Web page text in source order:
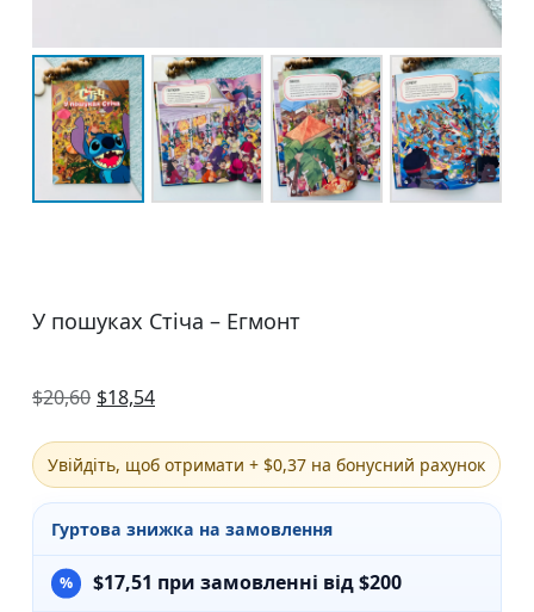
У пошуках Стіча – Егмонт
$20,60 $18,54
Увійдіть, щоб отримати + $0,37 на бонусний рахунок
Гуртова знижка на замовлення
$17,51 при замовленні від $200